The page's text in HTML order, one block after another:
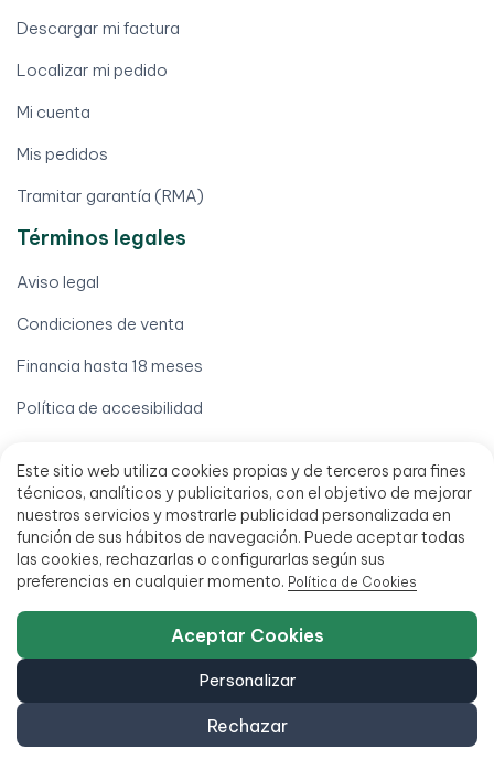
Este sitio web utiliza cookies propias y de terceros para fines
técnicos, analíticos y publicitarios, con el objetivo de mejorar
nuestros servicios y mostrarle publicidad personalizada en
función de sus hábitos de navegación. Puede aceptar todas
las cookies, rechazarlas o configurarlas según sus
preferencias en cualquier momento. Política de Cookies
Rechazar
Personalizar
Aceptar Cookies
Descargar mi factura
Localizar mi pedido
Mi cuenta
Mis pedidos
Tramitar garantía (RMA)
Términos legales
Aviso legal
Condiciones de venta
Financia hasta 18 meses
Política de accesibilidad
951 20 47 46
C/ San Millán 27, 29013 Málaga, España
L - V 9:00 - 14:00 / 15:00 - 18:00